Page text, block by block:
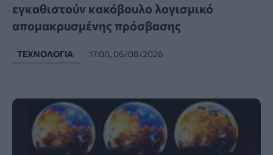
εγκαθιστούν κακόβουλο λογισμικό
απομακρυσμένης πρόσβασης
ΤΕΧΝΟΛΟΓΊΑ 17:00, 06/08/2026